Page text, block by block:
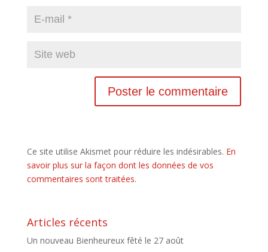
Ce site utilise Akismet pour réduire les indésirables. En
savoir plus sur la façon dont les données de vos
commentaires sont traitées.
Articles récents
Un nouveau Bienheureux fêté le 27 août